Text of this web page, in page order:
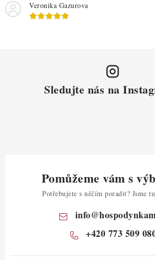
Veronika Gazurova
Sledujte nás na
Pomůžeme vám s
Potřebujete s něčím poradit? Jsme
info@
+420 773 509